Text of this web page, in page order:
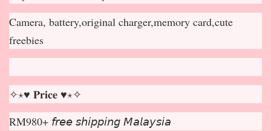
Camera, battery,original charger,memory card,cute
freebies
✧⋆♥ 𝐏𝐫𝐢𝐜𝐞 ♥⋆✧
RM980+ 𝘧𝘳𝘦𝘦 𝘴𝘩𝘪𝘱𝘱𝘪𝘯𝘨 𝘔𝘢𝘭𝘢𝘺𝘴𝘪𝘢